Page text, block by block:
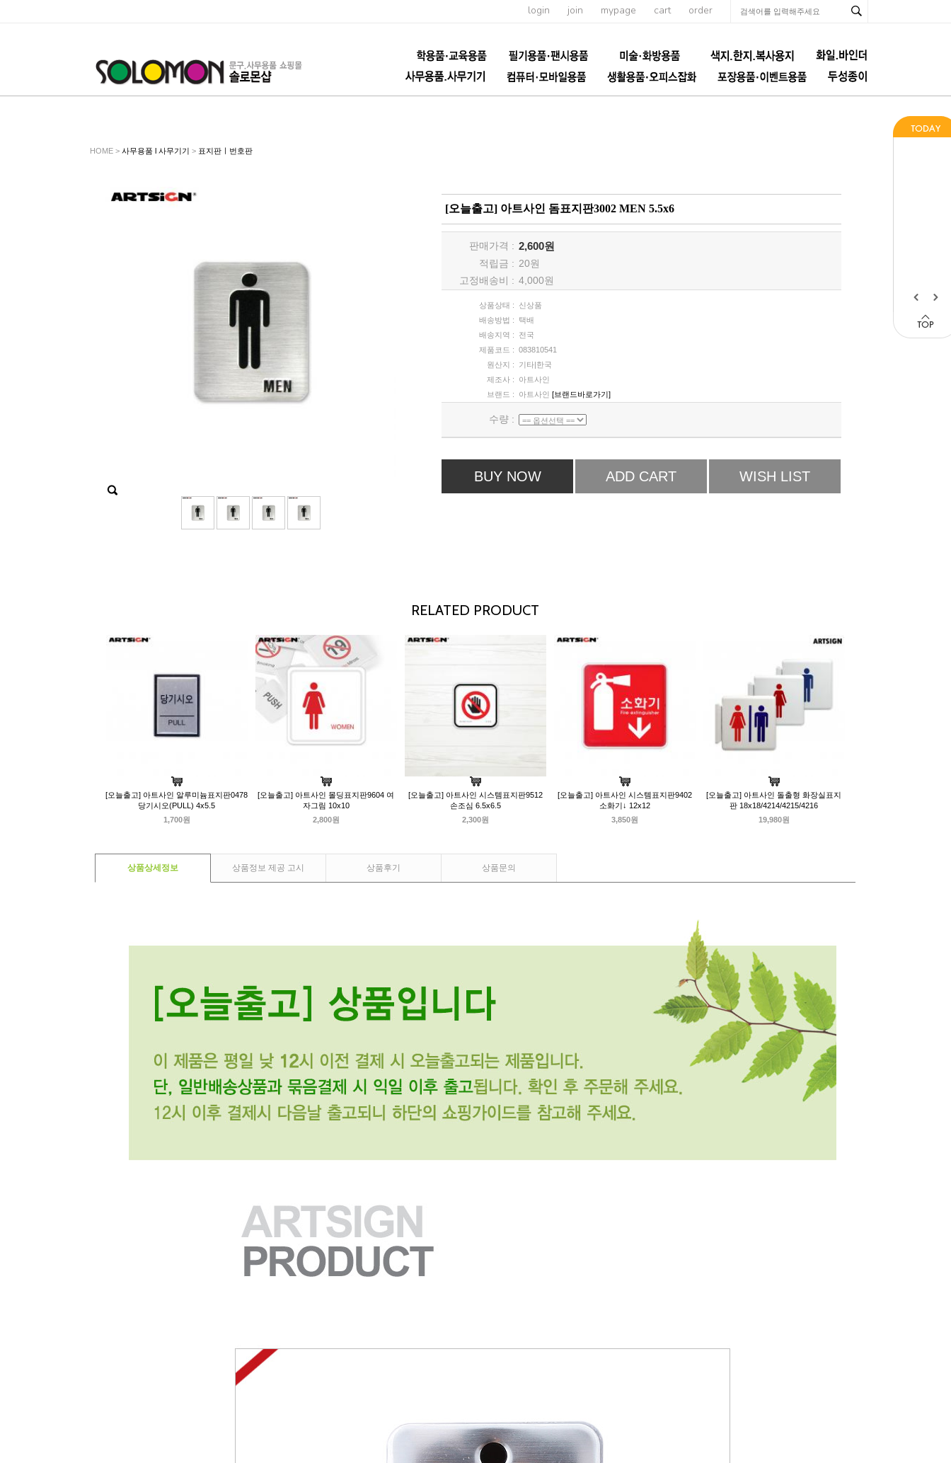
login join mypage cart order
HOME > 사무용품 l 사무기기 > 표지판ㅣ번호판
[오늘출고] 아트사인 돔표지판3002 MEN 5.5x6
판매가격 : 2,600원
적립금 : 20원
고정배송비 : 4,000원
상품상태 :
신상품
배송방법 :
택배
배송지역 :
전국
제품코드 : 083810541
원산지 :
기타|한국
제조사 :
아트사인
브랜드 :
아트사인 [브랜드바로가기]
수량 :
BUY NOW ADD CART WISH LIST
RELATED PRODUCT
[오늘출고] 아트사인 알루미늄표지판0478
당기시오(PULL) 4x5.5
1,700원
[오늘출고] 아트사인 몰딩표지판9604 여
자그림 10x10
2,800원
[오늘출고] 아트사인 시스템표지판9512
손조심 6.5x6.5
2,300원
[오늘출고] 아트사인 시스템표지판9402
소화기↓ 12x12
3,850원
[오늘출고] 아트사인 돌출형 화장실표지
판 18x18/4214/4215/4216
19,980원
상품상세정보 상품정보 제공 고시 상품후기 상품문의